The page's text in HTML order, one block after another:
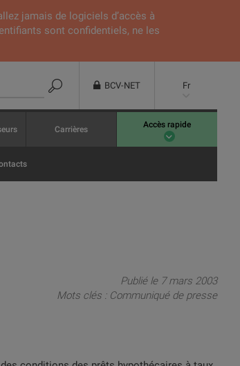
jamais de logiciels d’accès à
sont confidentiels, ne les
BCV-NET Fr
Carrières Accès rapide
Publié le 7 mars 2003
Mots clés : Communiqué de presse